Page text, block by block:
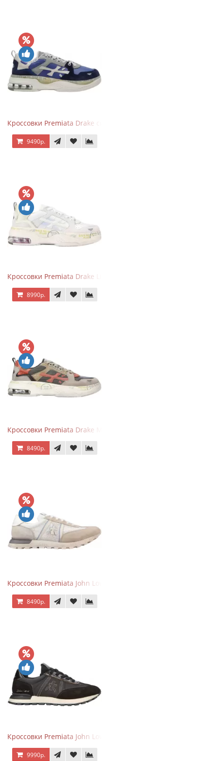
Кроссовки Premiata Drake синие с серым
9490р.
Кроссовки Premiata Drake Light Beige Silver
8990р.
Кроссовки Premiata Drake Multi
8490р.
Кроссовки Premiata John Low Beige
8490р.
Кроссовки Premiata John Low черные
9990р.